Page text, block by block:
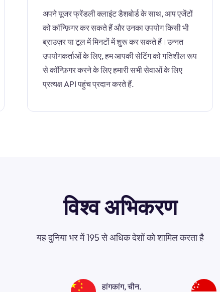
अपने यूजर फ्रेंडली क्लाइंट डैशबोर्ड के साथ, आप एजेंटों
को कॉन्फ़िगर कर सकते हैं और उनका उपयोग किसी भी
ब्राउज़र या टूल में मिनटों में शुरू कर सकते हैं।उन्नत
उपयोगकर्ताओं के लिए, हम आपकी सेटिंग को गतिशील रूप
से कॉन्फ़िगर करने के लिए हमारी सभी सेवाओं के लिए
प्रत्यक्ष API पहुंच प्रदान करते हैं.
विश्व अभिकरण
यह दुनिया भर में 195 से अधिक देशों को शामिल करता है
हांगकांग, चीन.